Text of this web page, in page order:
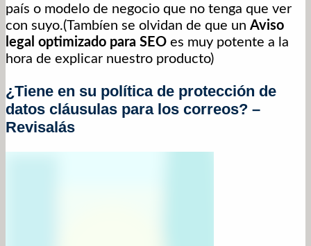
país o modelo de negocio que no tenga que ver
con suyo.(Tambíen se olvidan de que un Aviso
legal optimizado para SEO es muy potente a la
hora de explicar nuestro producto)
¿Tiene en su política de protección de
datos cláusulas para los correos? –
Revisalás